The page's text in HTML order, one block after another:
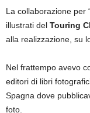
La collaborazione per
illustrati del Touring
alla realizzazione, su
Nel frattempo avevo
editori di libri
Spagna dove
foto.